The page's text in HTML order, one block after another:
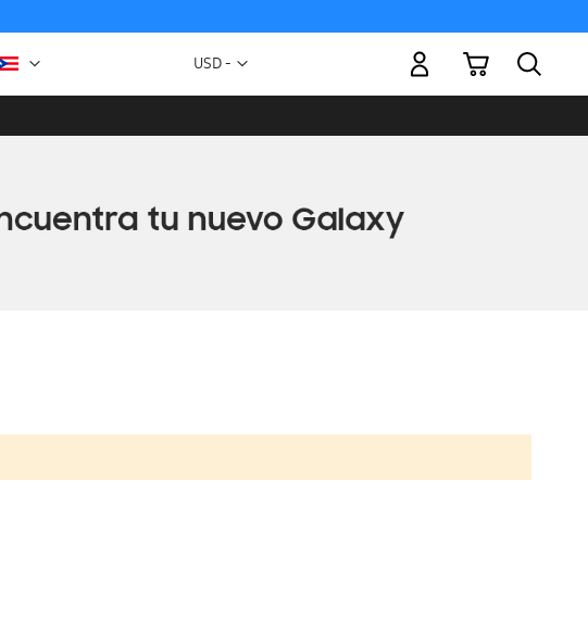
Moneda
USD -
Mi carrito